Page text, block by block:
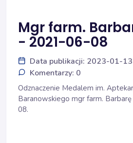
Mgr farm.
- 2021-06-08
Data publikacji: 2023-01-
Komentarzy: 0
Odznaczenie Medalem im.
Baranowskiego mgr farm.
08.